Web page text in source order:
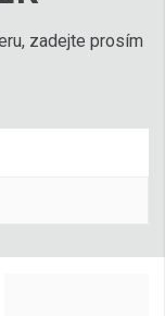
zadejte prosím